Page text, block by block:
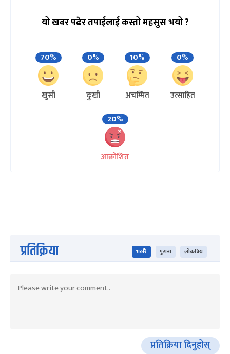
यो खबर पढेर तपाईलाई कस्तो महसुस भयो ?
70%
खुसी
0%
दुःखी
10%
अचम्मित
0%
उत्साहित
20%
आक्रोशित
प्रतिक्रिया भर्खरै पुराना लोकप्रिय
प्रतिक्रिया दिनुहोस्